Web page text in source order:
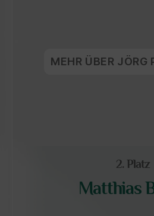
MEHR ÜBER JÖRG
2. Platz
Matthias